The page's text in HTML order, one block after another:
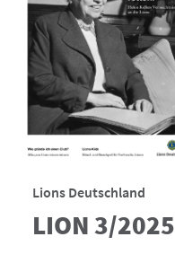
Lions Deutschland
LION 3/2025